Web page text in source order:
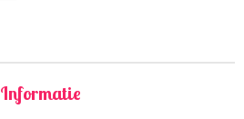
Informatie